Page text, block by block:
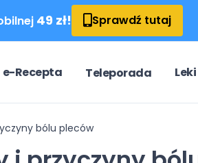
49 zł! Sprawdź tutaj
e-Recepta Teleporada Leki
bólu pleców